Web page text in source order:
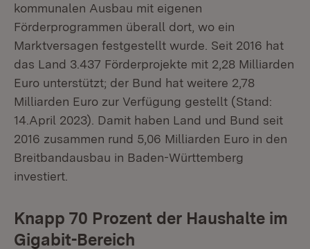
kommunalen Ausbau mit eigenen
Förderprogrammen überall dort, wo ein
Marktversagen festgestellt wurde. Seit 2016 hat
das Land 3.437 Förderprojekte mit 2,28 Milliarden
Euro unterstützt; der Bund hat weitere 2,78
Milliarden Euro zur Verfügung gestellt (Stand:
14.April 2023). Damit haben Land und Bund seit
2016 zusammen rund 5,06 Milliarden Euro in den
Breitbandausbau in Baden-Württemberg
investiert.
Knapp 70 Prozent der Haushalte im
Gigabit-Bereich